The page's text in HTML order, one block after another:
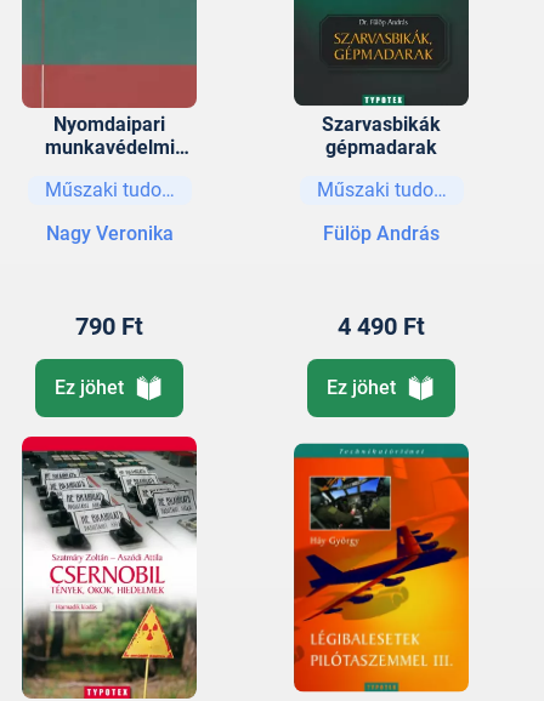
Nyomdaipari
munkavédelmi
Műszaki tudományok
Nagy Veronika
790 Ft
Ez jöhet
Szarvasbikák
gépmadarak
Műszaki tudományok
Fülöp András
4 490 Ft
Ez jöhet